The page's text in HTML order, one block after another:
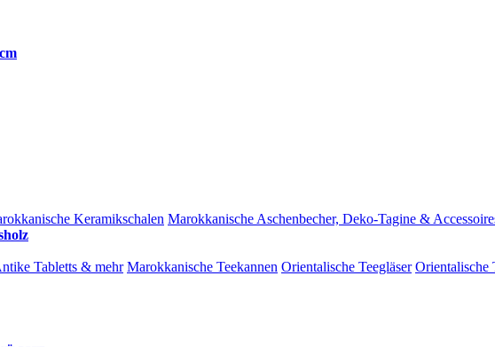
Keramikschalen Marokkanische Aschenbecher, Deko-Tagine &
Tabletts & mehr Marokkanische Teekannen Orientalische Teegläser Orientalische